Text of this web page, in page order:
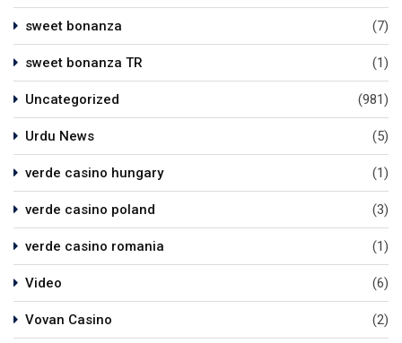
sweet bonanza (7)
sweet bonanza TR (1)
Uncategorized (981)
Urdu News (5)
verde casino hungary (1)
verde casino poland (3)
verde casino romania (1)
Video (6)
Vovan Casino (2)